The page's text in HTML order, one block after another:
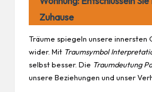
Zuhause
Träume spiegeln unsere innersten
wider. Mit Traumsymbol
selbst besser. Die Traumdeutung
unsere Beziehungen und unser